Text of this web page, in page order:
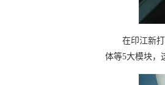
在印江新
体等5大模块，